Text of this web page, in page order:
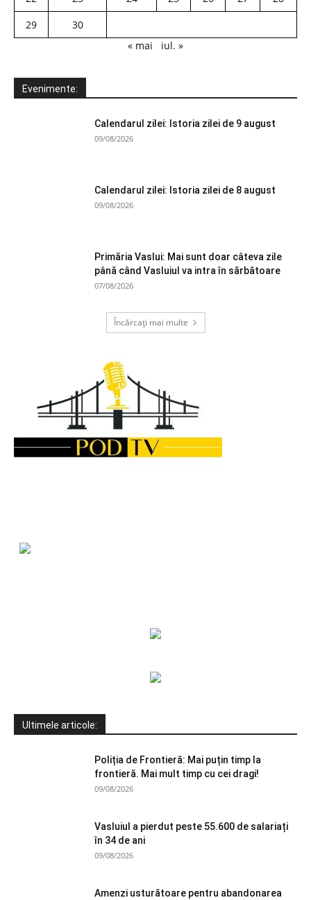
29
30
« mai
iul. »
Evenimente:
Calendarul zilei: Istoria zilei de 9 august
09/08/2026
Calendarul zilei: Istoria zilei de 8 august
09/08/2026
Primăria Vaslui: Mai sunt doar câteva zile
până când Vasluiul va intra în sărbătoare
07/08/2026
Încărcați mai multe
Ultimele articole:
Poliția de Frontieră: Mai puțin timp la
frontieră. Mai mult timp cu cei dragi!
09/08/2026
Vasluiul a pierdut peste 55.600 de salariați
în 34 de ani
09/08/2026
Amenzi usturătoare pentru abandonarea